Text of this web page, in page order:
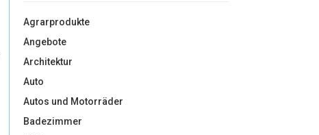
Agrarprodukte
Angebote
Architektur
Auto
Autos und Motorräder
Badezimmer